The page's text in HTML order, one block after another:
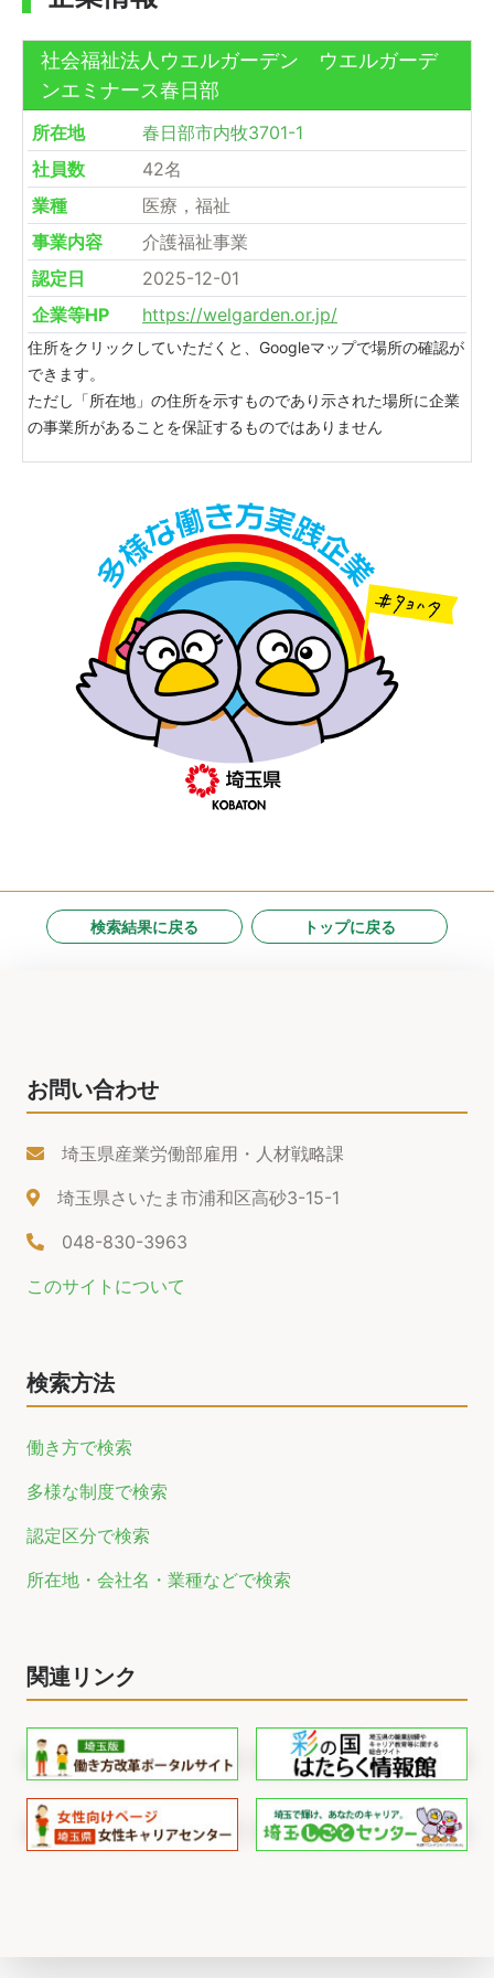
社会福祉法人ウエルガーデン ウエルガーデ
ンエミナース春日部
所在地
春日部市内牧3701-1
社員数
42名
業種
医療，福祉
事業内容
介護福祉事業
認定日
2025-12-01
企業等HP
https://welgarden.or.jp/
住所をクリックしていただくと、Googleマップで場所の確認が
できます。
ただし「所在地」の住所を示すものであり示された場所に企業
の事業所があることを保証するものではありません
検索結果に戻る トップに戻る
お問い合わせ
埼玉県産業労働部雇用・人材戦略課
埼玉県さいたま市浦和区高砂3-15-1
048-830-3963
このサイトについて
検索方法
働き方で検索
多様な制度で検索
認定区分で検索
所在地・会社名・業種などで検索
関連リンク